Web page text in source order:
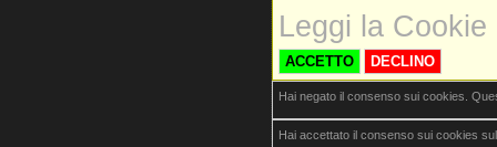
Leggi la Cookie
ACCETTO DECLINO
Hai negato il consenso sui cookies.
Hai accettato il consenso sui cookies